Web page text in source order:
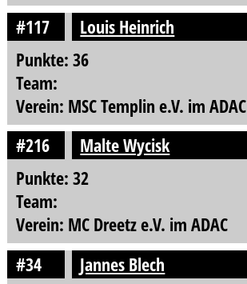
#117
Louis Heinrich
Punkte: 36
Team:
Verein: MSC Templin e.V. im ADAC
#216
Malte Wycisk
Punkte: 32
Team:
Verein: MC Dreetz e.V. im ADAC
#34
Jannes Blech